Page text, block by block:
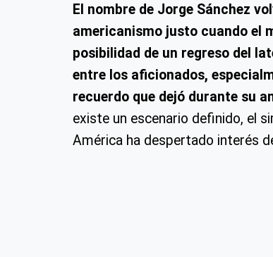
El nombre de Jorge Sánchez
americanismo justo cuando el
posibilidad de un regreso del
entre los aficionados,
recuerdo que dejó durante su
existe un escenario definido, el
América ha despertado interés